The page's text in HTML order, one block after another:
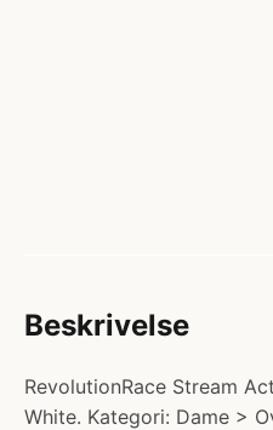
Beskrivelse
RevolutionRace Stream
White. Kategori: Dame >